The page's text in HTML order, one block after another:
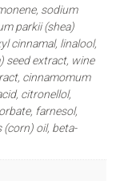
sodium
parkii (shea)
cinnamal, linalool,
seed extract, wine
cinnamomum
citronellol,
farnesol,
(corn) oil, beta-